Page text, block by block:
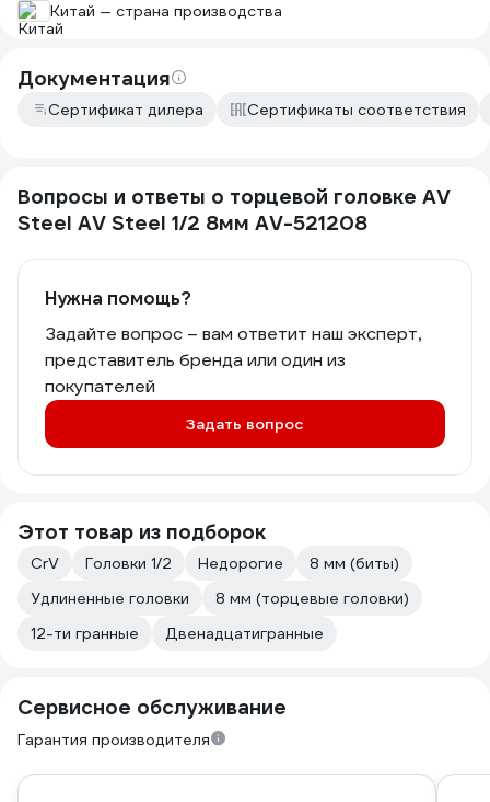
Китай — страна производства
Документация
Сертификат дилера Сертификаты соответствия
Вопросы и ответы о торцевой головке AV
Steel AV Steel 1/2 8мм AV-521208
Нужна помощь?
Задайте вопрос – вам ответит наш эксперт,
представитель бренда или один из
покупателей
Задать вопрос
Этот товар из подборок
CrV Головки 1/2 Недорогие
8 мм (биты)
Удлиненные головки
8 мм (торцевые головки)
12-ти гранные
Двенадцатигранные
Сервисное обслуживание
Гарантия производителя